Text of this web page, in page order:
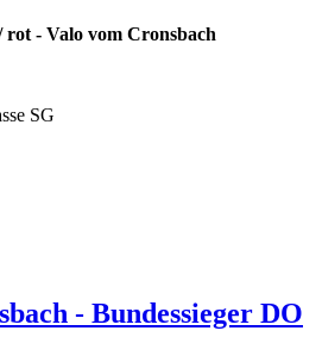
- Valo vom Cronsbach
SG
- Bundessieger DO